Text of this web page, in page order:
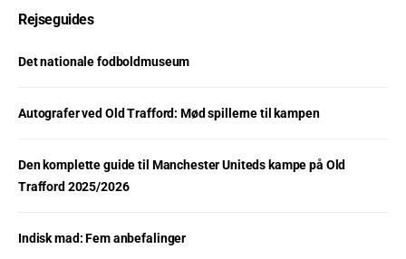
Rejseguides
Det nationale fodboldmuseum
Autografer ved Old Trafford: Mød spillerne til kampen
Den komplette guide til Manchester Uniteds kampe på Old
Trafford 2025/2026
Indisk mad: Fem anbefalinger